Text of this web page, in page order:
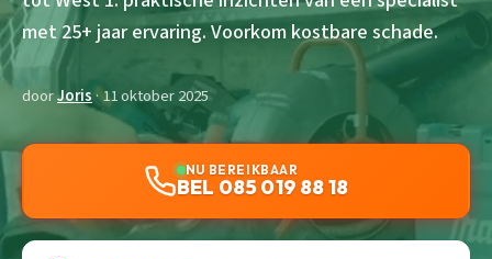
met 25+ jaar ervaring. Voorkom kostbare schade.
doorJoris· 11 oktober 2025
NU BEREIKBAAR
BEL 085 019 88 18